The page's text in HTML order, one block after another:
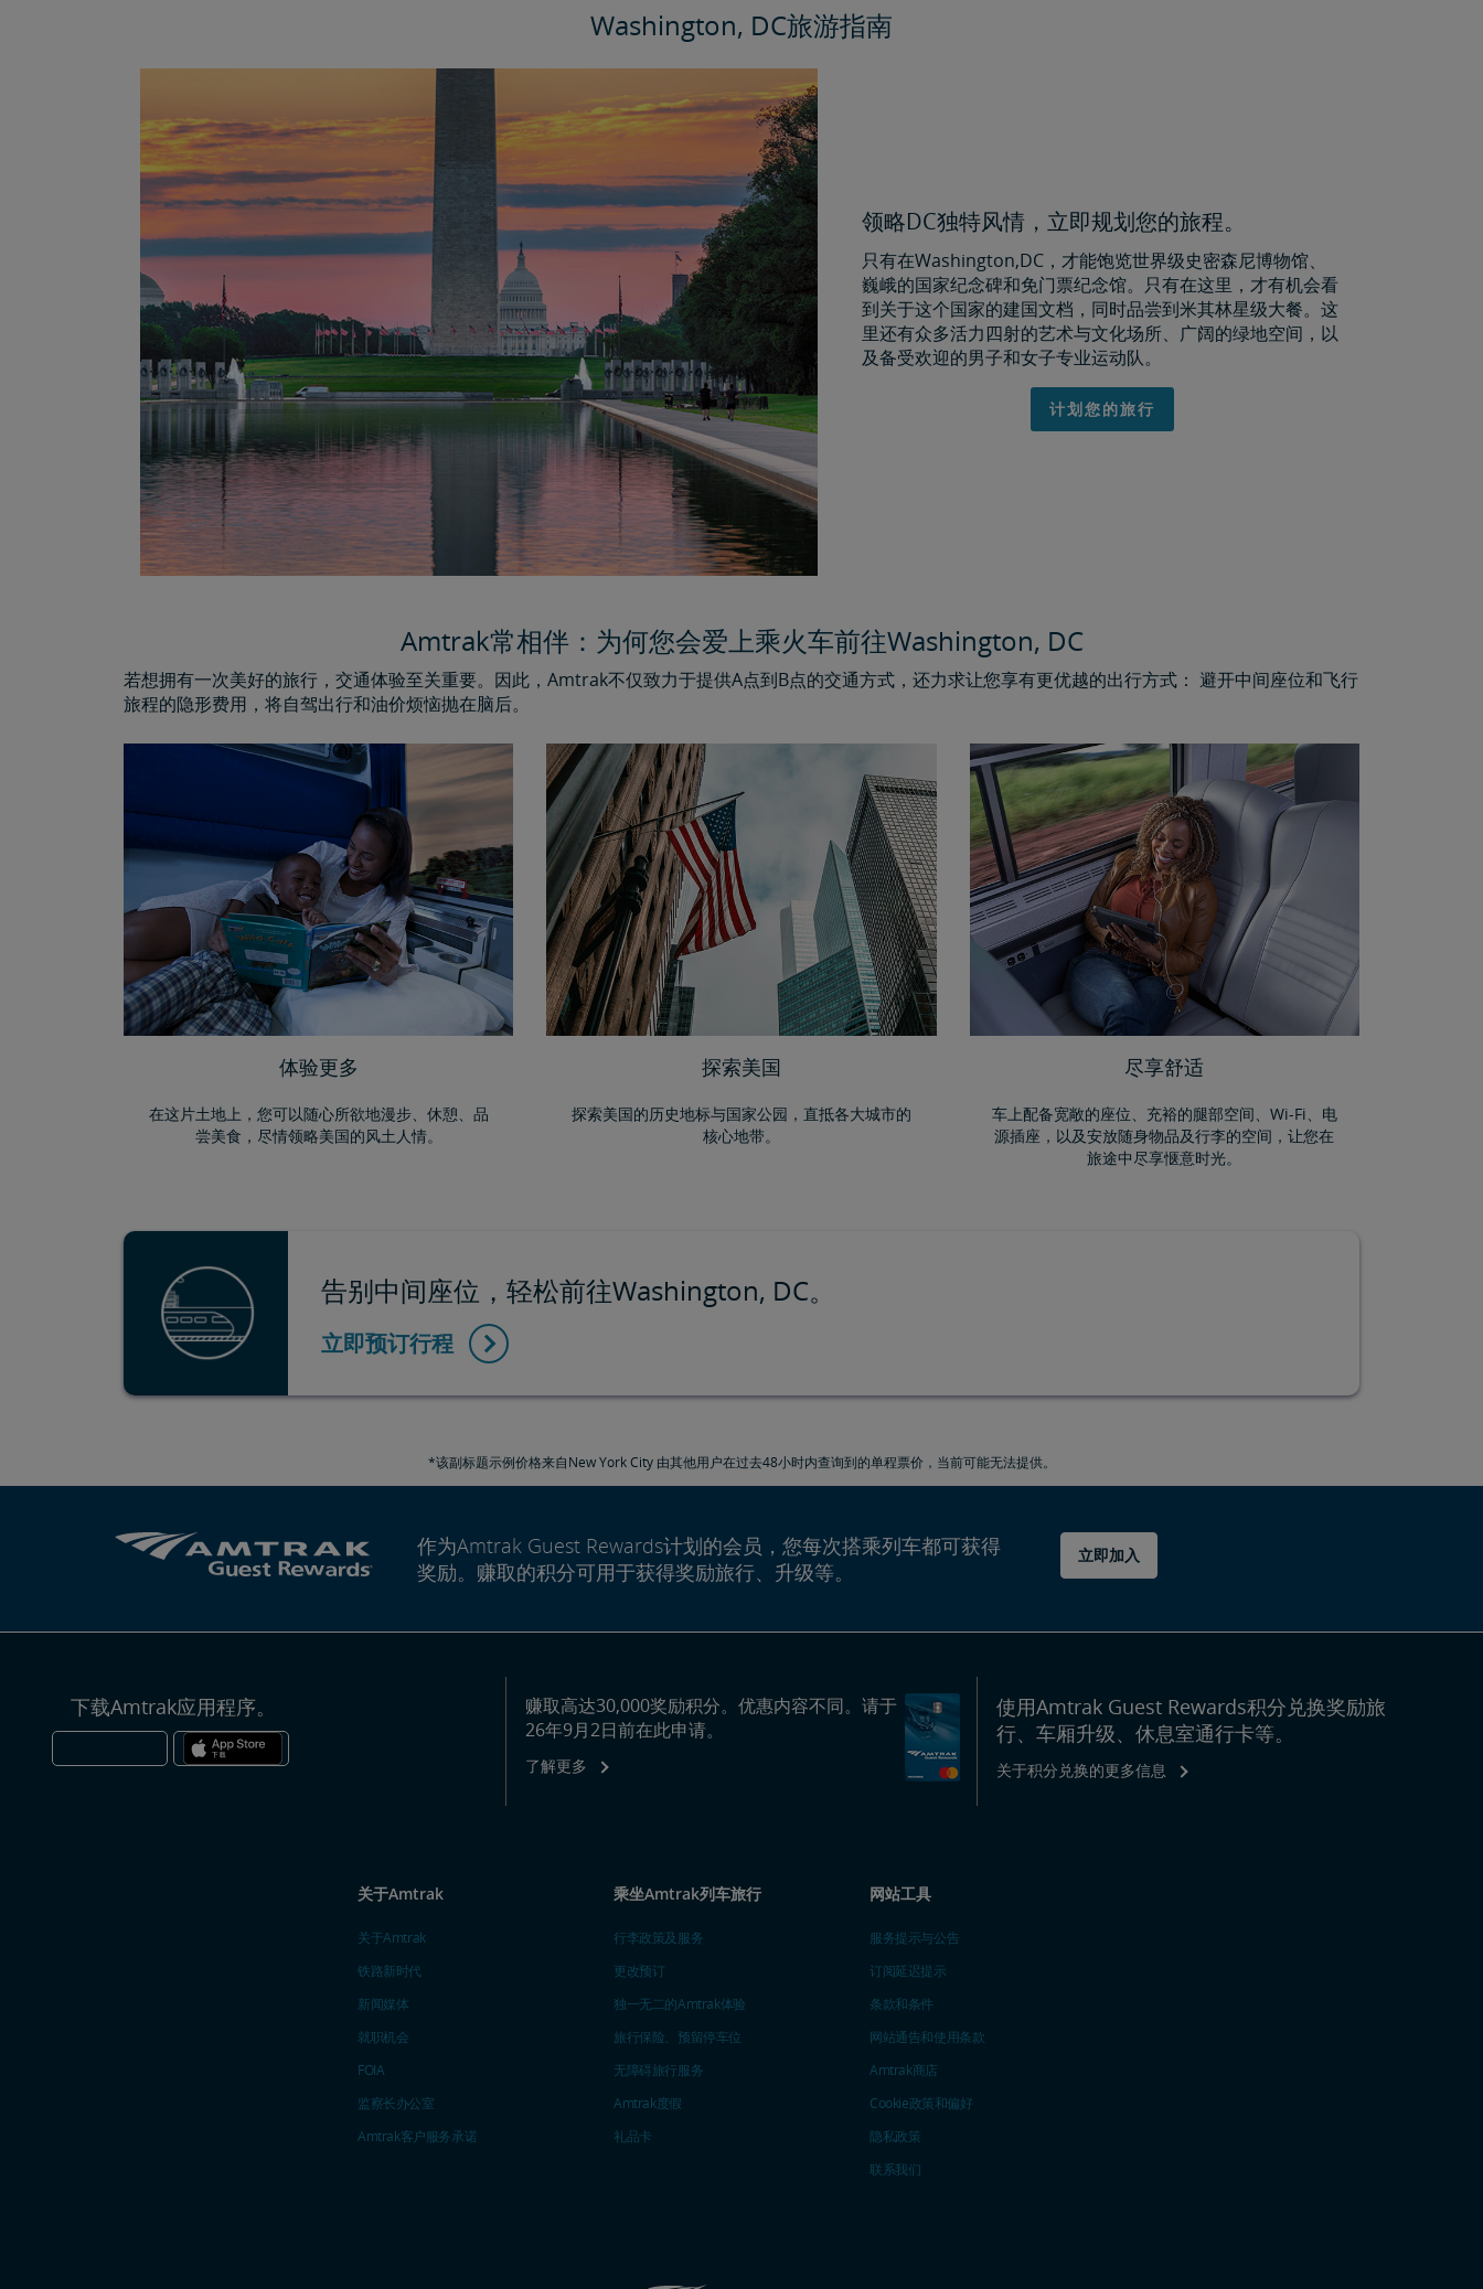
Washington, DC旅游指南
领略DC独特风情，立即规划您的旅程。
只有在Washington,DC，才能饱览世界级史密森尼博物馆、
巍峨的国家纪念碑和免门票纪念馆。只有在这里，才有机会看
到关于这个国家的建国文档，同时品尝到米其林星级大餐。这
里还有众多活力四射的艺术与文化场所、广阔的绿地空间，以
及备受欢迎的男子和女子专业运动队。
计划您的旅行
Amtrak常相伴：为何您会爱上乘火车前往Washington, DC
若想拥有一次美好的旅行，交通体验至关重要。因此，Amtrak不仅致力于提供A点到B点的交通方式，还力求让您享有更优越的出行方式： 避开中间座位和飞行
旅程的隐形费用，将自驾出行和油价烦恼抛在脑后。
体验更多
在这片土地上，您可以随心所欲地漫步、休憩、品
尝美食，尽情领略美国的风土人情。
探索美国
探索美国的历史地标与国家公园，直抵各大城市的
核心地带。
尽享舒适
车上配备宽敞的座位、充裕的腿部空间、Wi-Fi、电
源插座，以及安放随身物品及行李的空间，让您在
旅途中尽享惬意时光。
告别中间座位，轻松前往Washington, DC。
立即预订行程
*该副标题示例价格来自New York City 由其他用户在过去48小时内查询到的单程票价，当前可能无法提供。
作为Amtrak Guest Rewards计划的会员，您每次搭乘列车都可获得
奖励。赚取的积分可用于获得奖励旅行、升级等。
立即加入
下载Amtrak应用程序。
赚取高达30,000奖励积分。优惠内容不同。请于
26年9月2日前在此申请。
了解更多
使用Amtrak Guest Rewards积分兑换奖励旅
行、车厢升级、休息室通行卡等。
关于积分兑换的更多信息
关于Amtrak
关于Amtrak
铁路新时代
新闻媒体
就职机会
FOIA
监察长办公室
Amtrak​​​​​​​客户服务承诺
乘坐Amtrak列车旅行
行李政策及服务
更改预订
独一无二的Amtrak体验
旅行保险、预留停车位
无障碍旅行服务
Amtrak度假
礼品卡
网站工具
服务提示与公告
订阅延迟提示
条款和条件
网站通告和使用条款
Amtrak商店
Cookie政策和偏好
隐私政策
联系我们